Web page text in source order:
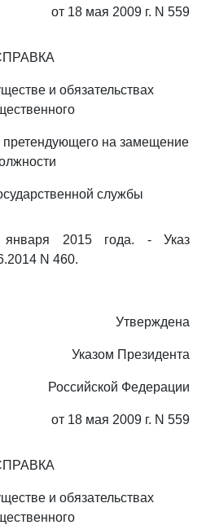
от 18 мая 2009 г. N 559
и обязательствах
претендующего на замещение
службы
2015 года. - Указ
N 460.
Утверждена
Указом Президента
Российской Федерации
от 18 мая 2009 г. N 559
и обязательствах